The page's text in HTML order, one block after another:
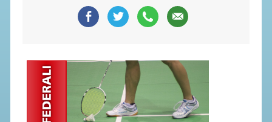
SEGRETERIA FEDERALE
CONTATTI
CIRCOLARI
RESPONSABILITÀ SOCIALE
SAFEGUARDING